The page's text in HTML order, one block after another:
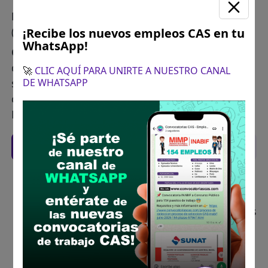
Plazo para postular:
13 de junio de 2025
(Desde las 08:30 hasta las 16:00 horas).
CÓMO POSTULAR:
documentación sustentatoria a través del
siguiente correo:
convocatorias@invermet.gob.pedel Fondo
Metropolitano de Inversiones – INVERMET.
Recomendaciones para postular
Descarga y revisa a detalle las bases del
concurso público
Antes de postular, verifica si cumples con los
requisitos para el puesto
Prepara tu documentación y presentalo en
la fechas y por los medios que indica las
¡Recibe los nuevos empleos CAS en tu
WhatsApp!
🚀 CLIC AQUÍ PARA UNIRTE A NUESTRO CANAL
DE WHATSAPP